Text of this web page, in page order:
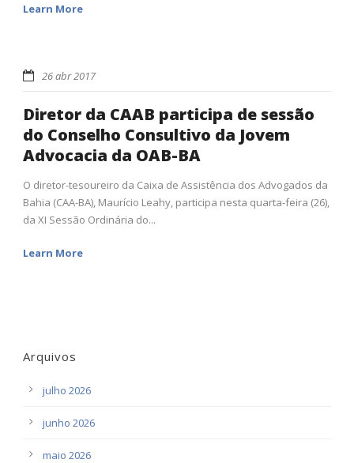
Learn More
26 abr 2017
Diretor da CAAB participa de sessão
do Conselho Consultivo da Jovem
Advocacia da OAB-BA
O diretor-tesoureiro da Caixa de Assistência dos Advogados da
Bahia (CAA-BA), Maurício Leahy, participa nesta quarta-feira (26),
da XI Sessão Ordinária do...
Learn More
Arquivos
julho 2026
junho 2026
maio 2026